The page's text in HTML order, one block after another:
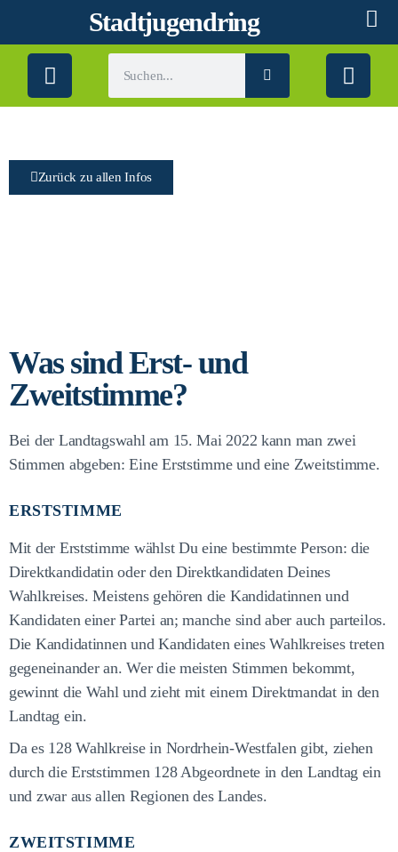
Stadtjugendring
Zurück zu allen Infos
Was sind Erst- und
Zweitstimme?
Bei der Landtagswahl am 15. Mai 2022 kann man zwei
Stimmen abgeben: Eine Erststimme und eine Zweitstimme.
ERSTSTIMME
Mit der Erststimme wählst Du eine bestimmte Person: die
Direktkandidatin oder den Direktkandidaten Deines
Wahlkreises. Meistens gehören die Kandidatinnen und
Kandidaten einer Partei an; manche sind aber auch parteilos.
Die Kandidatinnen und Kandidaten eines Wahlkreises treten
gegeneinander an. Wer die meisten Stimmen bekommt,
gewinnt die Wahl und zieht mit einem Direktmandat in den
Landtag ein.
Da es 128 Wahlkreise in Nordrhein-Westfalen gibt, ziehen
durch die Erststimmen 128 Abgeordnete in den Landtag ein
und zwar aus allen Regionen des Landes.
ZWEITSTIMME